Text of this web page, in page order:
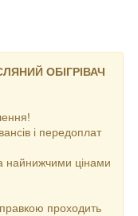
ОБІГРІВАЧ
і передоплат
найнижчими цінами
проходить